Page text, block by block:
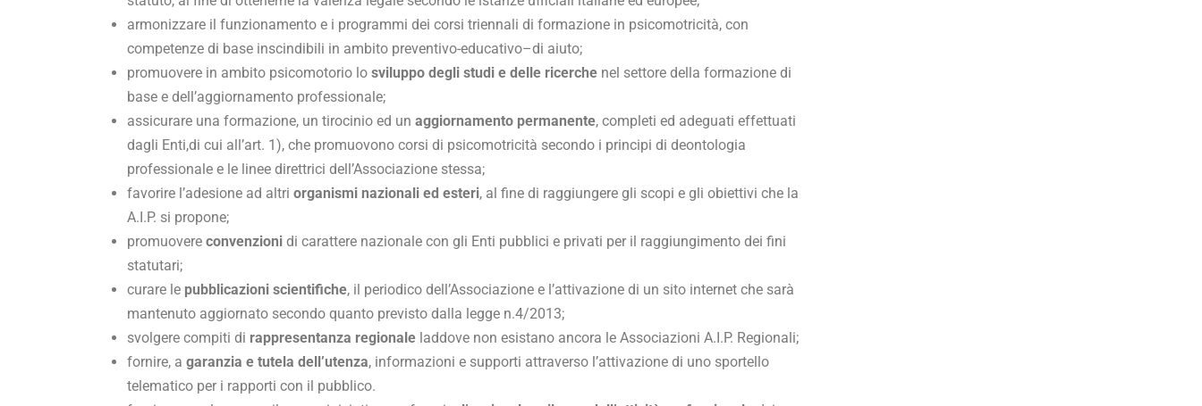
armonizzare il funzionamento e i programmi dei corsi triennali di formazione in psicomotricità, con
competenze di base inscindibili in ambito preventivo-educativo–di aiuto;
promuovere in ambito psicomotorio lo sviluppo degli studi e delle ricerche nel settore della formazione di
base e dell’aggiornamento professionale;
assicurare una formazione, un tirocinio ed un aggiornamento permanente, completi ed adeguati effettuati
dagli Enti,di cui all’art. 1), che promuovono corsi di psicomotricità secondo i principi di deontologia
professionale e le linee direttrici dell’Associazione stessa;
favorire l’adesione ad altri organismi nazionali ed esteri, al fine di raggiungere gli scopi e gli obiettivi che la
A.I.P. si propone;
promuovere convenzioni di carattere nazionale con gli Enti pubblici e privati per il raggiungimento dei fini
statutari;
curare le pubblicazioni scientifiche, il periodico dell’Associazione e l’attivazione di un sito internet che sarà
mantenuto aggiornato secondo quanto previsto dalla legge n.4/2013;
svolgere compiti di rappresentanza regionale laddove non esistano ancora le Associazioni A.I.P. Regionali;
fornire, a garanzia e tutela dell’utenza, informazioni e supporti attraverso l’attivazione di uno sportello
telematico per i rapporti con il pubblico.